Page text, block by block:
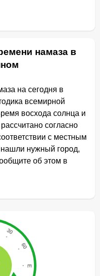
намаза в
на сегодня в
всемирной
восхода солнца и
согласно
с местным
нужный город,
об этом в